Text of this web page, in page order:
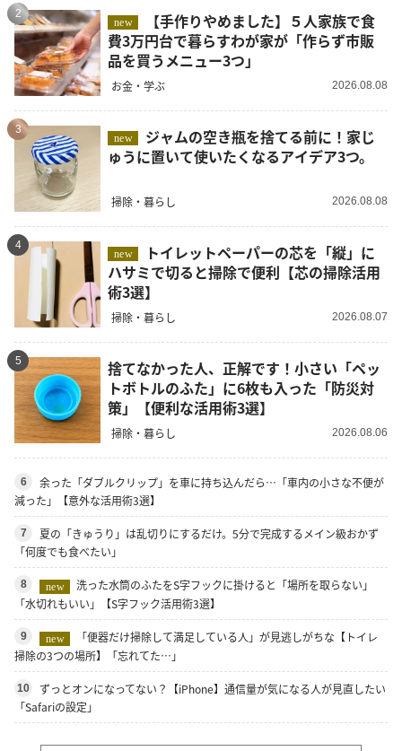
2
new
費3万円台で暮らすわが家が「作らず市販
品を買うメニュー3つ」
お金・学ぶ 2026.08.08
3
new
ゅうに置いて使いたくなるアイデア3つ。
掃除・暮らし 2026.08.08
4
new
ハサミで切ると掃除で便利【芯の掃除活用
術3選】
掃除・暮らし 2026.08.07
5
捨てなかった人、正解です！小さい「ペッ
トボトルのふた」に6枚も入った「防災対
策」【便利な活用術3選】
掃除・暮らし 2026.08.06
6
余った「ダブルクリップ」を車に持ち込んだら…「車内の小さな不便が
減った」【意外な活用術3選】
7
夏の「きゅうり」は乱切りにするだけ。5分で完成するメイン級おかず
「何度でも食べたい」
8 new
洗った水筒のふたをS字フックに掛けると「場所を取らない」
「水切れもいい」【S字フック活用術3選】
9 new
「便器だけ掃除して満足している人」が見逃しがちな【トイレ
掃除の3つの場所】「忘れてた…」
10
ずっとオンになってない？【iPhone】通信量が気になる人が見直したい
「Safariの設定」